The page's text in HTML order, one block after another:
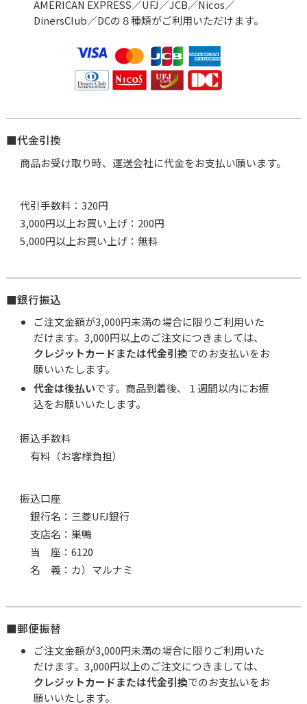
AMERICAN EXPRESS／UFJ／JCB／Nicos／
DinersClub／DCの８種類がご利用いただけます。
■代金引換
商品お受け取り時、運送会社に代金をお支払い願います。
代引手数料：320円
3,000円以上お買い上げ：200円
5,000円以上お買い上げ：無料
■銀行振込
ご注文金額が3,000円未満の場合に限りご利用いた
だけます。3,000円以上のご注文につきましては、
クレジットカードまたは代金引換でのお支払いをお
願いいたします。
代金は後払いです。商品到着後、１週間以内にお振
込をお願いいたします。
振込手数料
有料（お客様負担）
振込口座
銀行名：三菱UFJ銀行
支店名：巣鴨
当 座：6120
名 義：カ）マルナミ
■郵便振替
ご注文金額が3,000円未満の場合に限りご利用いた
だけます。3,000円以上のご注文につきましては、
クレジットカードまたは代金引換でのお支払いをお
願いいたします。